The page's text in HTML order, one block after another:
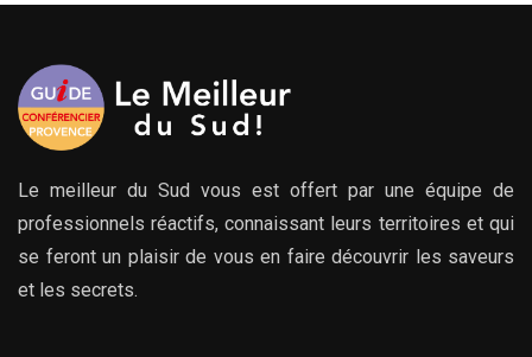
Le meilleur du Sud vous est offert par une équipe de
professionnels réactifs, connaissant leurs territoires et qui
se feront un plaisir de vous en faire découvrir les saveurs
et les secrets.